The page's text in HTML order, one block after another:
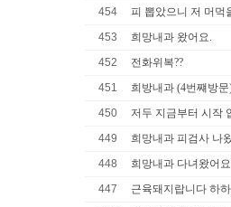
454
피 뽑았으니 저 머먹
453
희망내과 왔어요.
452
전화위복??
451
희방내과 (4번쨰방문
450
저두 지금부터 시작
449
희망내과 피검사 나
448
희망내과 다녀왔어
447
근육돼지랍니다 하